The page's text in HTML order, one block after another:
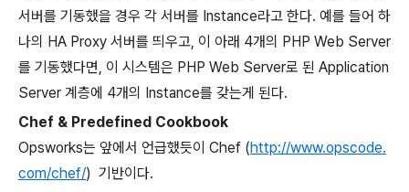
서버를 기동했을 경우 각 서버를 Instance라고 한다. 예를 들어 하
나의 HA Proxy 서버를 띄우고 이 아래 4개의 PHP Web Server
를 기동했다면 이 시스템은 PHP Web Server로 된 Application
Server 계층에 4개의 Instance를 갖는게 된다.
Chef & Predefined Cookbook
Opsworks는 앞에서 언급했듯이 Chef (http://www.opscode.
com/chef/) 기반이다.